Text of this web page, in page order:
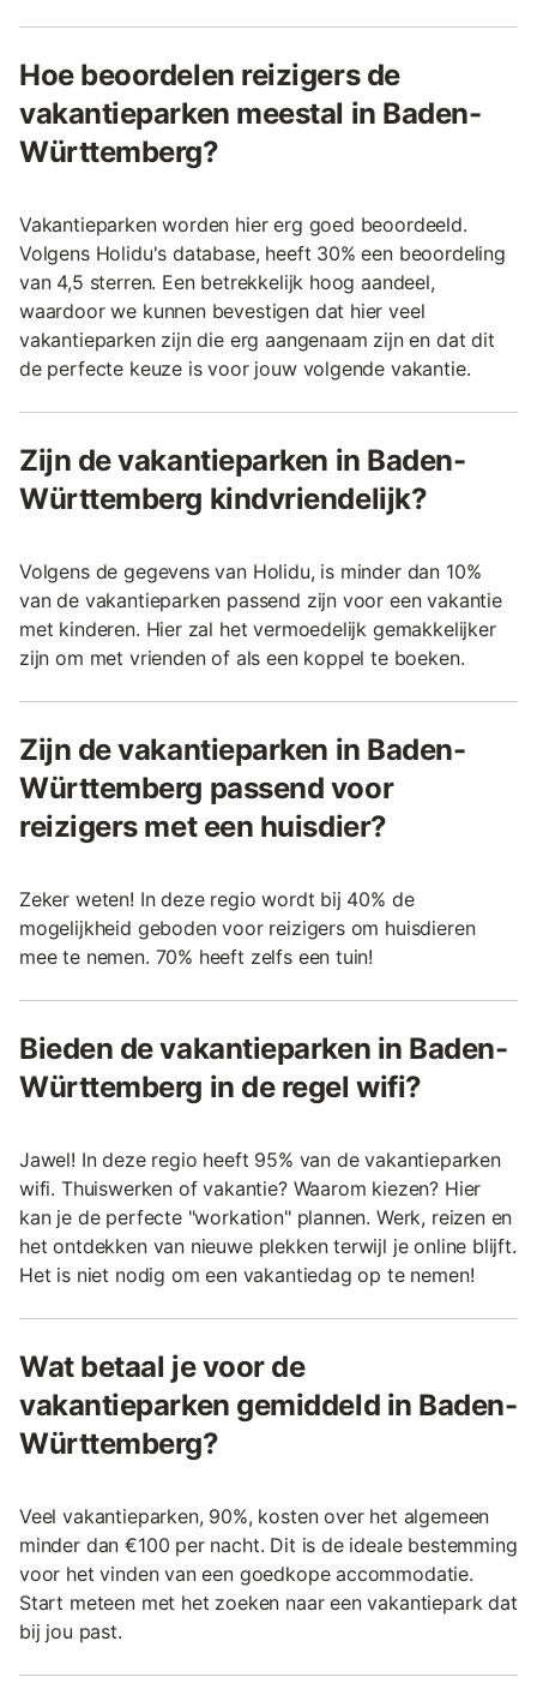
Hoe beoordelen reizigers de
vakantieparken meestal in Baden-
Württemberg?
Vakantieparken worden hier erg goed beoordeeld.
Volgens Holidu's database, heeft 30% een beoordeling
van 4,5 sterren. Een betrekkelijk hoog aandeel,
waardoor we kunnen bevestigen dat hier veel
vakantieparken zijn die erg aangenaam zijn en dat dit
de perfecte keuze is voor jouw volgende vakantie.
Zijn de vakantieparken in Baden-
Württemberg kindvriendelijk?
Volgens de gegevens van Holidu, is minder dan 10%
van de vakantieparken passend zijn voor een vakantie
met kinderen. Hier zal het vermoedelijk gemakkelijker
zijn om met vrienden of als een koppel te boeken.
Zijn de vakantieparken in Baden-
Württemberg passend voor
reizigers met een huisdier?
Zeker weten! In deze regio wordt bij 40% de
mogelijkheid geboden voor reizigers om huisdieren
mee te nemen. 70% heeft zelfs een tuin!
Bieden de vakantieparken in Baden-
Württemberg in de regel wifi?
Jawel! In deze regio heeft 95% van de vakantieparken
wifi. Thuiswerken of vakantie? Waarom kiezen? Hier
kan je de perfecte "workation" plannen. Werk, reizen en
het ontdekken van nieuwe plekken terwijl je online blijft.
Het is niet nodig om een vakantiedag op te nemen!
Wat betaal je voor de
vakantieparken gemiddeld in Baden-
Württemberg?
Veel vakantieparken, 90%, kosten over het algemeen
minder dan €100 per nacht. Dit is de ideale bestemming
voor het vinden van een goedkope accommodatie.
Start meteen met het zoeken naar een vakantiepark dat
bij jou past.